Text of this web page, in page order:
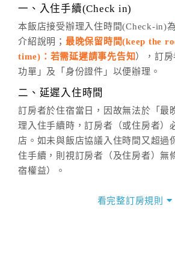
※非客服時間之申辦異動，皆為次日
五、客服時間
週一至週日，上午9:00～晚上6:00
六、聯絡方式
(07)9682715 。
一、入住手續(Check in)
本飯店接受辦理入住時間(Check-in)為
介紹說明； 最晚保留時間(keep the
time)：若需延遲請事先告知 ），訂
功單」及「身份證件」以便辦理。
二、延遲入住時間
訂房者於住宿當日，因故無法於「最
理入住手續時，訂房者（或住房者）
店。如未與飯店協議入住時間又超過
住手續，則視訂房者（及住房者）無
宿權益）。
看完整訂房規則